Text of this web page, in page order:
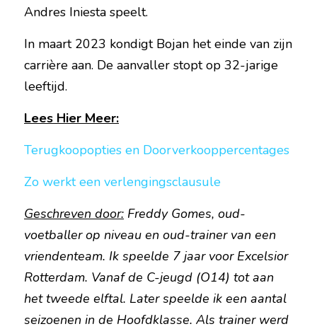
Andres Iniesta speelt.
In maart 2023 kondigt Bojan het einde van zijn
carrière aan. De aanvaller stopt op 32-jarige
leeftijd.
Lees Hier Meer:
Terugkoopopties en Doorverkooppercentages
Zo werkt een verlengingsclausule
Geschreven door: Freddy Gomes, oud-
voetballer op niveau en oud-trainer van een
vriendenteam. Ik speelde 7 jaar voor Excelsior
Rotterdam. Vanaf de C-jeugd (O14) tot aan
het tweede elftal. Later speelde ik een aantal
seizoenen in de Hoofdklasse. Als trainer werd